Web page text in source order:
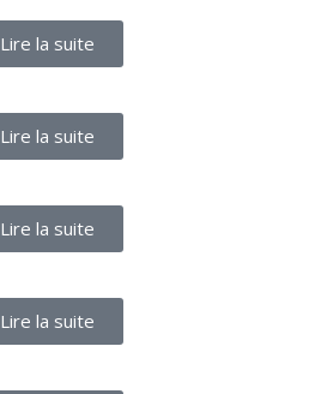
Lire la suite
Lire la suite
Lire la suite
Lire la suite